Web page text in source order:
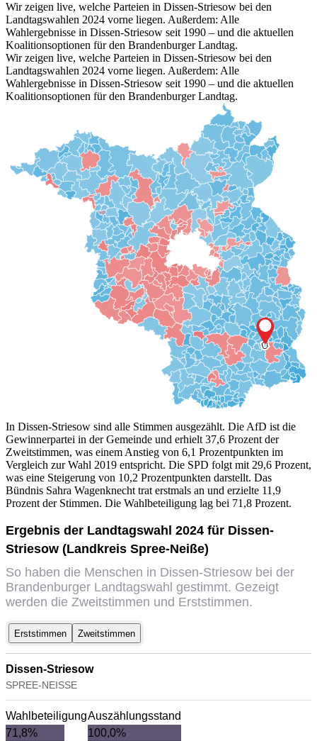
Wir zeigen live, welche Parteien in Dissen-Striesow bei den
Landtagswahlen 2024 vorne liegen. Außerdem: Alle
Wahlergebnisse in Dissen-Striesow seit 1990 – und die aktuellen
Koalitionsoptionen für den Brandenburger Landtag.
Wir zeigen live, welche Parteien in Dissen-Striesow bei den
Landtagswahlen 2024 vorne liegen. Außerdem: Alle
Wahlergebnisse in Dissen-Striesow seit 1990 – und die aktuellen
Koalitionsoptionen für den Brandenburger Landtag.
In Dissen-Striesow sind alle Stimmen ausgezählt. Die AfD ist die
Gewinnerpartei in der Gemeinde und erhielt 37,6 Prozent der
Zweitstimmen, was einem Anstieg von 6,1 Prozentpunkten im
Vergleich zur Wahl 2019 entspricht. Die SPD folgt mit 29,6 Prozent,
was eine Steigerung von 10,2 Prozentpunkten darstellt. Das
Bündnis Sahra Wagenknecht trat erstmals an und erzielte 11,9
Prozent der Stimmen. Die Wahlbeteiligung lag bei 71,8 Prozent.
Ergebnis der Landtagswahl 2024 für Dissen-
Striesow (Landkreis Spree-Neiße)
So haben die Menschen in Dissen-Striesow bei der
Brandenburger Landtagswahl gestimmt. Gezeigt
werden die Zweitstimmen und Erststimmen.
Erststimmen Zweitstimmen
Dissen-Striesow
SPREE-NEISSE
Wahlbeteiligung
71,8%
Auszählungsstand
100,0%